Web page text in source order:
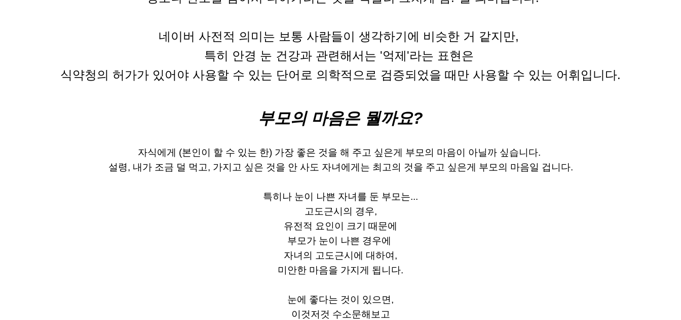
네이버 사전적 의미는 보통 사람들이 생각하기에 비슷한 거 같지만,
특히 안경 눈 건강과 관련해서는 '억제'라는 표현은
식약청의 허가가 있어야 사용할 수 있는 단어로 의학적으로 검증되었을 때만 사용할 수 있는 어휘입니다.
부모의 마음은 뭘까요?
자식에게 (본인이 할 수 있는 한) 가장 좋은 것을 해 주고 싶은게 부모의 마음이 아닐까 싶습니다.
설령, 내가 조금 덜 먹고, 가지고 싶은 것을 안 사도 자녀에게는 최고의 것을 주고 싶은게 부모의 마음일 겁니다.
특히나 눈이 나쁜 자녀를 둔 부모는...
고도근시의 경우,
유전적 요인이 크기 때문에
부모가 눈이 나쁜 경우에
자녀의 고도근시에 대하여,
미안한 마음을 가지게 됩니다.
눈에 좋다는 것이 있으면,
이것저것 수소문해보고